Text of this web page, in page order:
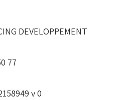
DEVELOPPEMENT
77
v 0